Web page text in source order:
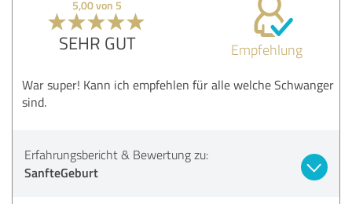
5,00 von 5
SEHR GUT Empfehlung
War super! Kann ich empfehlen für alle welche Schwanger
sind.
Erfahrungsbericht & Bewertung zu:
SanfteGeburt